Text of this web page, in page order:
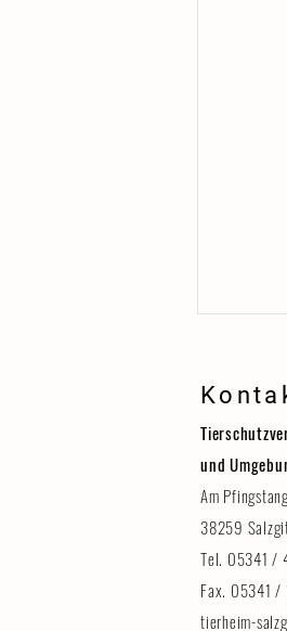
August
und
Am
38259
Tel. 05341 /
Fax. 05341 /
tierheim-